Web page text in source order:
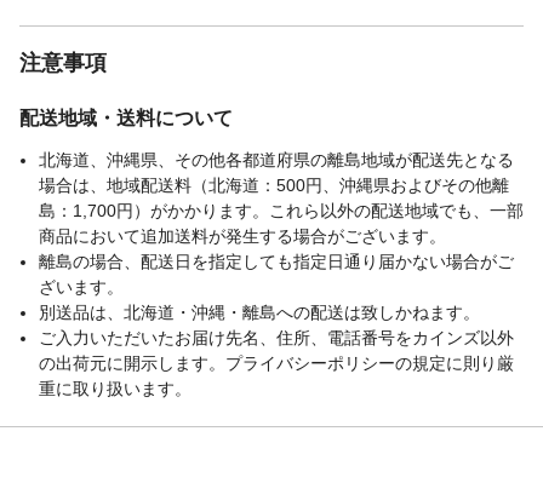
注意事項
配送地域・送料について
北海道、沖縄県、その他各都道府県の離島地域が配送先となる
場合は、地域配送料（北海道：500円、沖縄県およびその他離
島：1,700円）がかかります。これら以外の配送地域でも、一部
商品において追加送料が発生する場合がございます。
離島の場合、配送日を指定しても指定日通り届かない場合がご
ざいます。
別送品は、北海道・沖縄・離島への配送は致しかねます。
ご入力いただいたお届け先名、住所、電話番号をカインズ以外
の出荷元に開示します。プライバシーポリシーの規定に則り厳
重に取り扱います。